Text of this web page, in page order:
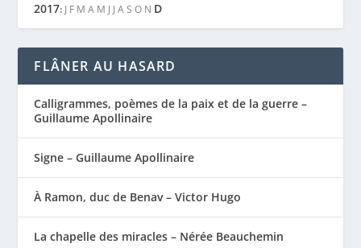
2017: J F M A M J J A S O N D
FLÂNER AU HASARD
Calligrammes, poèmes de la paix et de la guerre –
Guillaume Apollinaire
Signe – Guillaume Apollinaire
À Ramon, duc de Benav – Victor Hugo
La chapelle des miracles – Nérée Beauchemin